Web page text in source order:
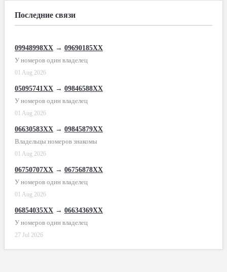
Последние связи
09948998XX → 09690185XX
У номеров один владелец
01 Aug 2026
05095741XX → 09846588XX
У номеров один владелец
01 Aug 2026
06630583XX → 09845879XX
Владельцы номеров знакомы
01 Aug 2026
06750707XX → 06756878XX
У номеров один владелец
01 Aug 2026
06854035XX → 06634369XX
У номеров один владелец
27 Jul 2026